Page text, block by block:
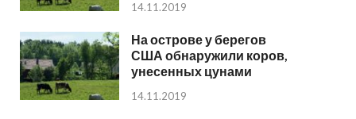
14.11.2019
На острове у берегов
США обнаружили коров,
унесенных цунами
14.11.2019